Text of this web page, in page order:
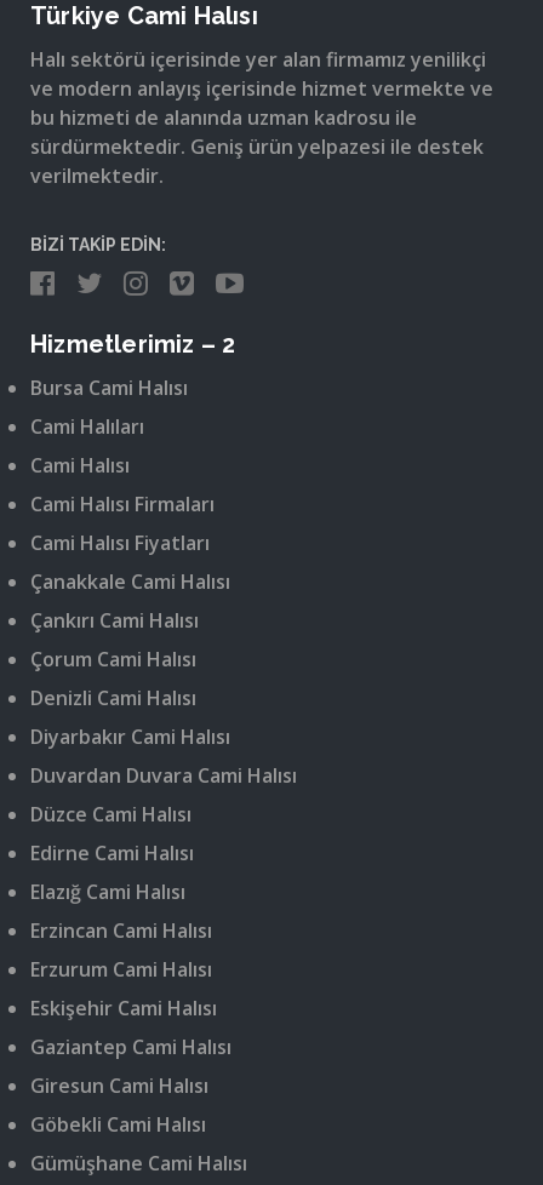
Türkiye Cami Halısı
Halı sektörü içerisinde yer alan firmamız yenilikçi
ve modern anlayış içerisinde hizmet vermekte ve
bu hizmeti de alanında uzman kadrosu ile
sürdürmektedir. Geniş ürün yelpazesi ile destek
verilmektedir.
BİZİ TAKİP EDİN:
Hizmetlerimiz – 2
Bursa Cami Halısı
Cami Halıları
Cami Halısı
Cami Halısı Firmaları
Cami Halısı Fiyatları
Çanakkale Cami Halısı
Çankırı Cami Halısı
Çorum Cami Halısı
Denizli Cami Halısı
Diyarbakır Cami Halısı
Duvardan Duvara Cami Halısı
Düzce Cami Halısı
Edirne Cami Halısı
Elazığ Cami Halısı
Erzincan Cami Halısı
Erzurum Cami Halısı
Eskişehir Cami Halısı
Gaziantep Cami Halısı
Giresun Cami Halısı
Göbekli Cami Halısı
Gümüşhane Cami Halısı